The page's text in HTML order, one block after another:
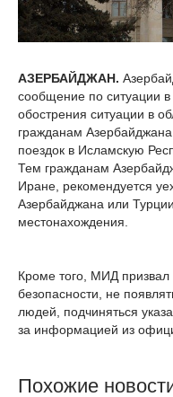
АЗЕРБАЙДЖАН.
сообщение по ситуации
обострения ситуации в
гражданам Азербайджана
поездок в Исламскую
Тем гражданам
Иране, рекомендуется
Азербайджана или
местонахождения.
Кроме того, МИД
безопасности, не
людей, подчиняться
за информацией из
Похожие